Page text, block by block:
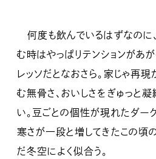
何度も飲んでいるはずなのに
む時はやっぱりテンションがあ
レッソだとなおさら。家じゃ再現
む無骨さ、おいしさをぎゅっと
い。豆ごとの個性が現れたダー
寒さが一段と増してきたこの頃
だ冬空によく似合う。